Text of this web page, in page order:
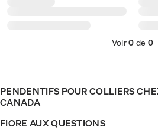
Voir0 de 0
PENDENTIFS POUR COLLIERS
CANADA
FIORE AUX QUESTIONS